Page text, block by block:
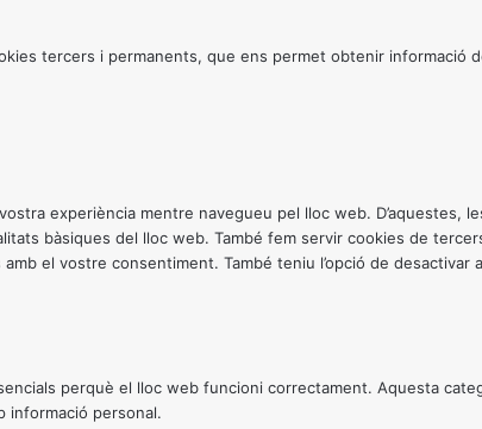
tercers i permanents, que ens permet obtenir informació
experiència mentre navegueu pel lloc web. D’aquestes,
bàsiques del lloc web. També fem servir cookies de
amb el vostre consentiment. També teniu l’opció de
perquè el lloc web funcioni correctament. Aquesta
informació personal.